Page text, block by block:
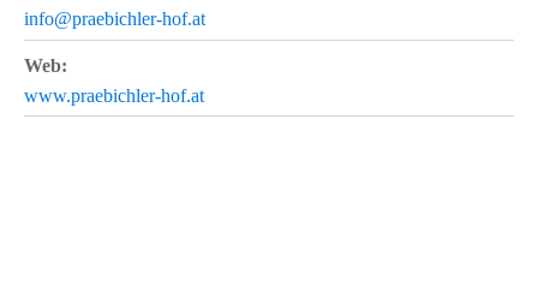
info@praebichler-hof.at
Web:
www.praebichler-hof.at